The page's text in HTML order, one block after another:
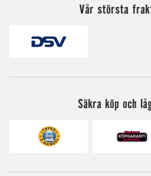
Vår största
Säkra köp och